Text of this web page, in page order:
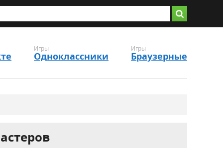
Игры
Одноклассники
Игры
Браузерные